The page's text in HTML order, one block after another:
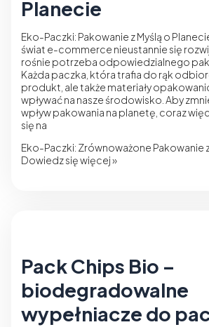
Planecie
Eko-Paczki: Pakowanie z Myślą o
świat e-commerce nieustannie się
rośnie potrzeba odpowiedzialnego
Każda paczka, która trafia do rąk
produkt, ale także materiały
wpływać na nasze środowisko. Aby
wpływ pakowania na planetę, coraz
się na
Eko-Paczki: Zrównoważone Pakowanie
Dowiedz się więcej »
Pack Chips Bio –
biodegradowalne
wypełniacze do